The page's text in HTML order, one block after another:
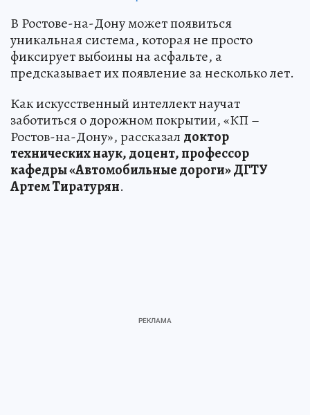
В Ростове-на-Дону может появиться
уникальная система, которая не просто
фиксирует выбоины на асфальте, а
предсказывает их появление за несколько лет.
Как искусственный интеллект научат
заботиться о дорожном покрытии, «КП –
Ростов-на-Дону», рассказал доктор
технических наук, доцент, профессор
кафедры «Автомобильные дороги» ДГТУ
Артем Тиратурян.